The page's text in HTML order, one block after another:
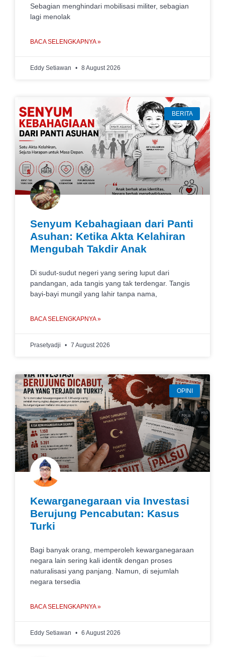
Sebagian menghindari mobilisasi militer, sebagian
lagi menolak
BACA SELENGKAPNYA »
Eddy Setiawan 8 August 2026
BERITA
Senyum Kebahagiaan dari Panti
Asuhan: Ketika Akta Kelahiran
Mengubah Takdir Anak
Di sudut-sudut negeri yang sering luput dari
pandangan, ada tangis yang tak terdengar. Tangis
bayi-bayi mungil yang lahir tanpa nama,
BACA SELENGKAPNYA »
Prasetyadji 7 August 2026
OPINI
Kewarganegaraan via Investasi
Berujung Pencabutan: Kasus
Turki
Bagi banyak orang, memperoleh kewarganegaraan
negara lain sering kali identik dengan proses
naturalisasi yang panjang. Namun, di sejumlah
negara tersedia
BACA SELENGKAPNYA »
Eddy Setiawan 6 August 2026